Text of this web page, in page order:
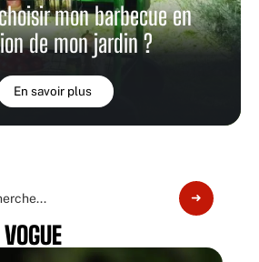
mon barbecue en
de mon jardin ?
En savoir plus